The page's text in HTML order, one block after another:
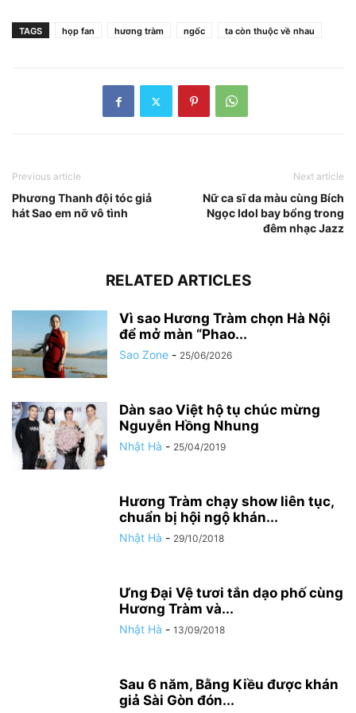
TAGS họp fan hương tràm ngốc ta còn thuộc về nhau
Previous article
Phương Thanh đội tóc giả
hát Sao em nỡ vô tình
Next article
Nữ ca sĩ da màu cùng Bích
Ngọc Idol bay bổng trong
đêm nhạc Jazz
RELATED ARTICLES
Vì sao Hương Tràm chọn Hà Nội
để mở màn “Phao...
Sao Zone - 25/06/2026
Dàn sao Việt hộ tụ chúc mừng
Nguyễn Hồng Nhung
Nhật Hà - 25/04/2019
Hương Tràm chạy show liên tục,
chuẩn bị hội ngộ khán...
Nhật Hà - 29/10/2018
Ưng Đại Vệ tươi tắn dạo phố cùng
Hương Tràm và...
Nhật Hà - 13/09/2018
Sau 6 năm, Bằng Kiều được khán
giả Sài Gòn đón...